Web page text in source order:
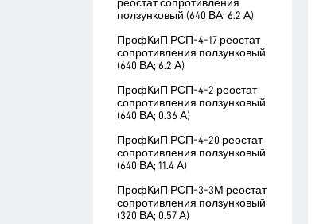
реостат сопротивления
ползунковый (640 ВА; 6.2 А)
ПрофКиП РСП-4-17 реостат
сопротивления ползунковый
(640 ВА; 6.2 А)
ПрофКиП РСП-4-2 реостат
сопротивления ползунковый
(640 ВА; 0.36 А)
ПрофКиП РСП-4-20 реостат
сопротивления ползунковый
(640 ВА; 11.4 А)
ПрофКиП РСП-3-3М реостат
сопротивления ползунковый
(320 ВА; 0.57 А)